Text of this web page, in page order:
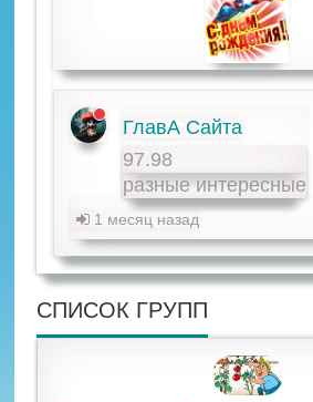
ГлавА Сайта
97.98
разные интересные
1 месяц назад
СПИСОК ГРУПП